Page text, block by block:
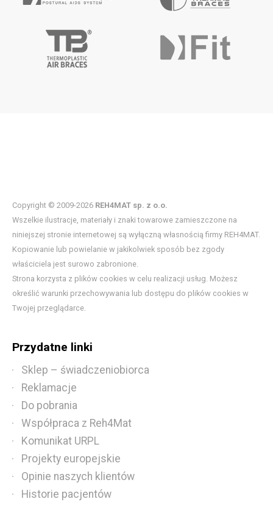
Copyright © 2009-2026 REH4MAT sp. z o.o.
Wszelkie ilustracje, materiały i znaki towarowe zamieszczone na
niniejszej stronie internetowej są wyłączną własnością firmy REH4MAT.
Kopiowanie lub powielanie w jakikolwiek sposób bez zgody
właściciela jest surowo zabronione.
Strona korzysta z plików cookies w celu realizacji usług. Możesz
określić warunki przechowywania lub dostępu do plików cookies w
Twojej przeglądarce.
Przydatne linki
Sklep – świadczeniobiorca
Reklamacje
Do pobrania
Współpraca z Reh4Mat
Komunikat URPL
Projekty europejskie
Opinie naszych klientów
Historie pacjentów